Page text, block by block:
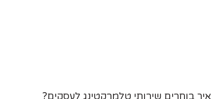
איך בוחרים שירותי טלמרקטינג לעסקים?